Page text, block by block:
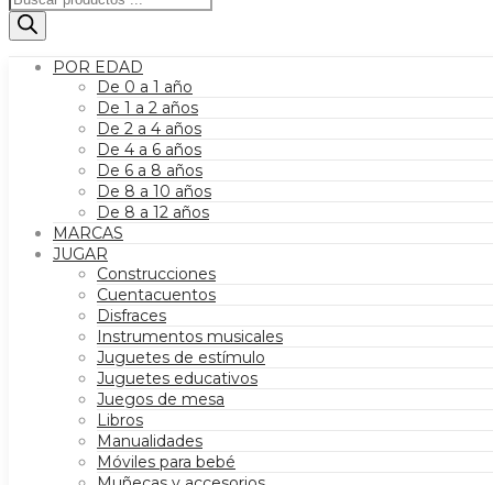
de
productos
POR EDAD
De 0 a 1 año
De 1 a 2 años
De 2 a 4 años
De 4 a 6 años
De 6 a 8 años
De 8 a 10 años
De 8 a 12 años
MARCAS
JUGAR
Construcciones
Cuentacuentos
Disfraces
Instrumentos musicales
Juguetes de estímulo
Juguetes educativos
Juegos de mesa
Libros
Manualidades
Móviles para bebé